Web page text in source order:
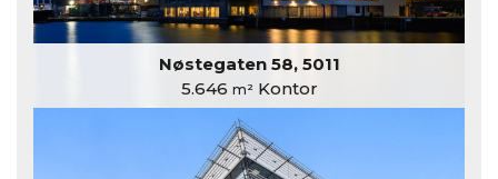
Nøstegaten 58, 5011
5.646 m²Kontor